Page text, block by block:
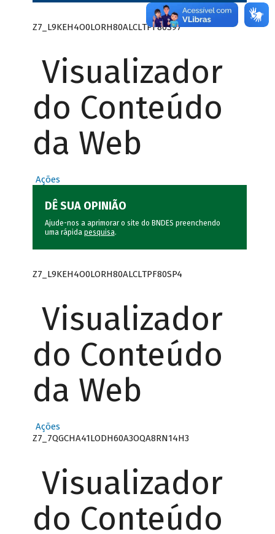
Z7_L9KEH4O0LORH80ALCLTPF80S97
Visualizador
do Conteúdo
da Web
Ações
DÊ SUA OPINIÃO
Ajude-nos a aprimorar o site do BNDES preenchendo
uma rápida pesquisa.
Z7_L9KEH4O0LORH80ALCLTPF80SP4
Visualizador
do Conteúdo
da Web
Ações
Z7_7QGCHA41LODH60A3OQA8RN14H3
Visualizador
do Conteúdo